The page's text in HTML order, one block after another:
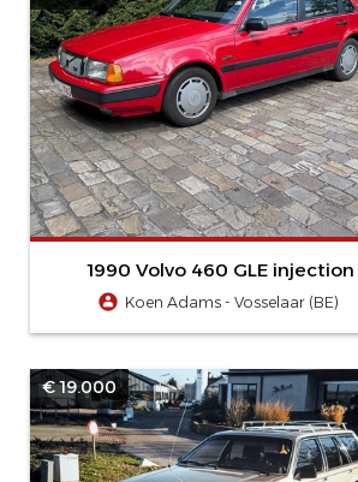
1990 Volvo 460 GLE injection
Koen Adams - Vosselaar (BE)
€ 19.000